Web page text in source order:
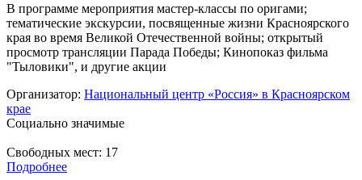
В программе мероприятия мастер-классы по оригами;
тематические экскурсии, посвященные жизни Красноярского
края во время Великой Отечественной войны; открытый
просмотр трансляции Парада Победы; Кинопоказ фильма
"Тыловики", и другие акции
Организатор: Национальный центр «Россия» в Красноярском
крае
Социально значимые
Свободных мест: 17
Подробнее